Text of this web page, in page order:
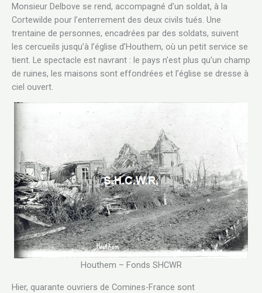
Monsieur Delbove se rend, accompagné d’un soldat, à la
Cortewilde pour l’enterrement des deux civils tués. Une
trentaine de personnes, encadrées par des soldats, suivent
les cercueils jusqu’à l’église d’Houthem, où un petit service se
tient. Le spectacle est navrant : le pays n’est plus qu’un champ
de ruines, les maisons sont effondrées et l’église se dresse à
ciel ouvert.
Houthem – Fonds SHCWR
Hier, quarante ouvriers de Comines-France sont